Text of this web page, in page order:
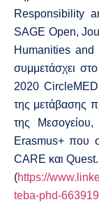
Responsibility
SAGE Open,
Humanities and
συμμετάσχει
2020
της μετάβασης
της
Erasmus+ που
CARE και Quest.
(https://
teba-phd-